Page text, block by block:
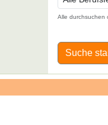
Alle durchsuchen
Suche